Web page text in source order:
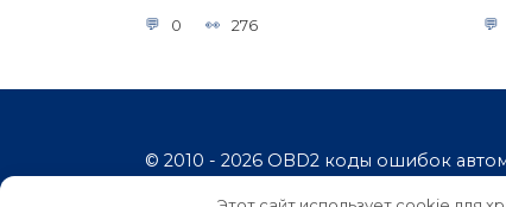
0 276
© 2010 - 2026 OBD2 коды ошибок